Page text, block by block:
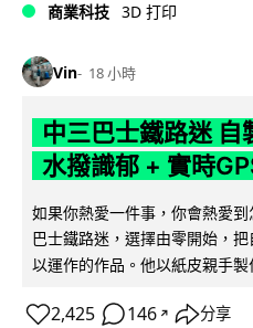
商業科技 3D 打印
Vin 18 小時
中三巴士鐵路迷 自
水撥識郁 + 實時
如果你熱愛一件事，你會熱愛
巴士鐵路迷，選擇由零開始，
以運作的作品。他以紙皮親手製
2,425 146 ↗ 分享